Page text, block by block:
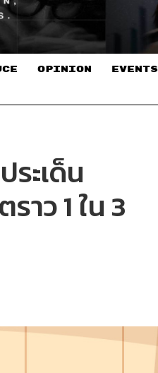
OPINION EVENTS
ะเด็น
าว 1 ใน 3